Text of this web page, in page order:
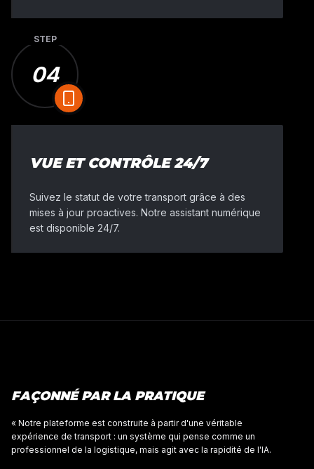
STEP
04
VUE ET CONTRÔLE 24/7
Suivez le statut de votre transport grâce à des
mises à jour proactives. Notre assistant numérique
est disponible 24/7.